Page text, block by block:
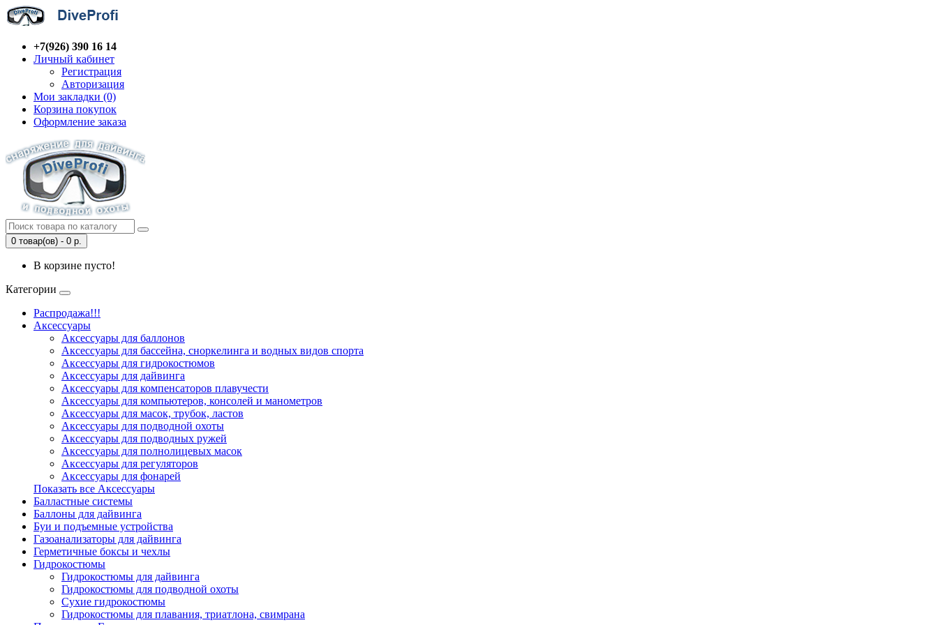
+7(926) 390 16 14
Личный кабинет
Регистрация
Авторизация
Мои закладки (0)
Корзина покупок
Оформление заказа
0 товар(ов) - 0 р.
В корзине пусто!
Категории
Распродажа!!!
Аксессуары
Аксессуары для баллонов
Аксессуары для бассейна, сноркелинга и водных видов спорта
Аксессуары для гидрокостюмов
Аксессуары для дайвинга
Аксессуары для компенсаторов плавучести
Аксессуары для компьютеров, консолей и манометров
Аксессуары для масок, трубок, ластов
Аксессуары для подводной охоты
Аксессуары для подводных ружей
Аксессуары для полнолицевых масок
Аксессуары для регуляторов
Аксессуары для фонарей
Показать все Аксессуары
Балластные системы
Баллоны для дайвинга
Буи и подъемные устройства
Газоанализаторы для дайвинга
Герметичные боксы и чехлы
Гидрокостюмы
Гидрокостюмы для дайвинга
Гидрокостюмы для подводной охоты
Сухие гидрокостюмы
Гидрокостюмы для плавания, триатлона, свимрана